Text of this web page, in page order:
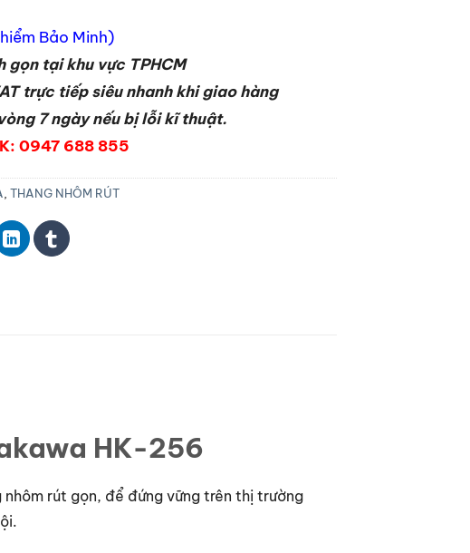
Bảo Minh)
gọn tại khu vực TPHCM
trực tiếp siêu nhanh khi giao hàng
7 ngày nếu bị lỗi kĩ thuật.
0947 688 855
, THANG NHÔM RÚT
HK-256
rút gọn, để đứng vững trên thị trường